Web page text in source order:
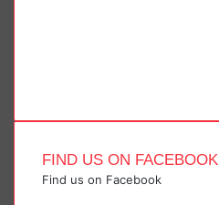
FIND US ON FACEBOOK
Find us on Facebook